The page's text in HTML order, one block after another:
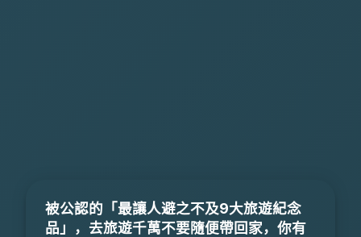
被公認的「最讓人避之不及9大旅遊紀念
品」，去旅遊千萬不要隨便帶回家，你有